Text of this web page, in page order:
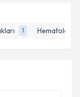
1 Hematoloji
belirtilen